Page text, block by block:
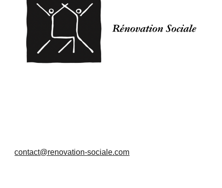
contact@renovation-sociale.com